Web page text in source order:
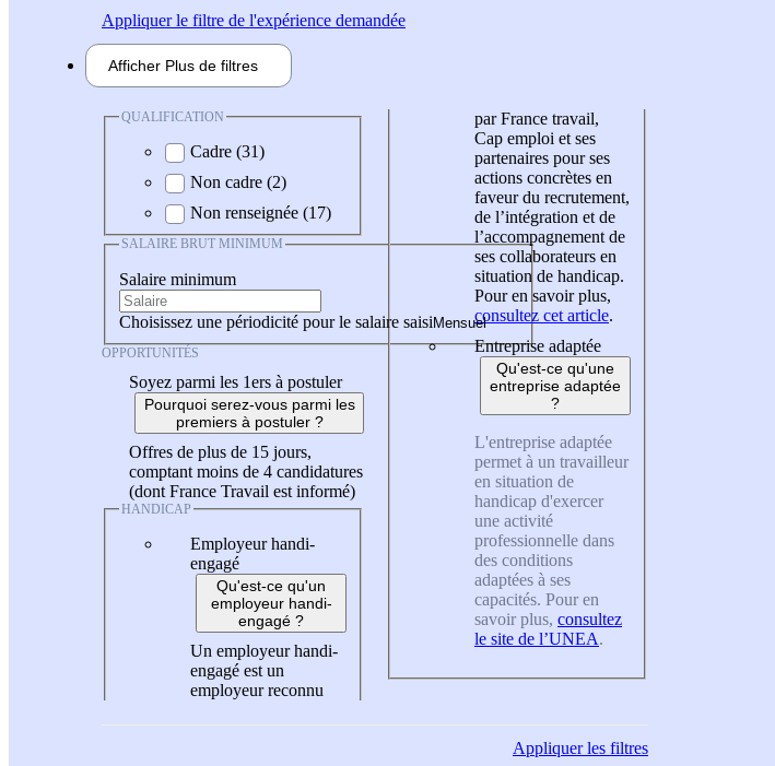
Appliquerle filtre de l'expérience demandée
Afficher Plus de filtres
QUALIFICATION
Cadre (31)
Non cadre (2)
Non renseignée (17)
SALAIRE BRUT MINIMUM
Salaire minimum
Choisissez une périodicité pour le salaire saisi
OPPORTUNITÉS
Soyez parmi les 1ers à postuler
Pourquoi serez-vous parmi les
premiers à postuler ?
Offres de plus de 15 jours,
comptant moins de 4 candidatures
(dont France Travail est informé)
HANDICAP
Employeur handi-
engagé
Qu'est-ce qu'un
employeur handi-
engagé ?
Un employeur handi-
engagé est un
employeur reconnu
par France travail,
Cap emploi et ses
partenaires pour ses
actions concrètes en
faveur du recrutement,
de l’intégration et de
l’accompagnement de
ses collaborateurs en
situation de handicap.
Pour en savoir plus,
consultez cet article.
Entreprise adaptée
Qu'est-ce qu'une
entreprise adaptée
?
L'entreprise adaptée
permet à un travailleur
en situation de
handicap d'exercer
une activité
professionnelle dans
des conditions
adaptées à ses
capacités. Pour en
savoir plus, consultez
le site de l’UNEA.
Appliquerles filtres